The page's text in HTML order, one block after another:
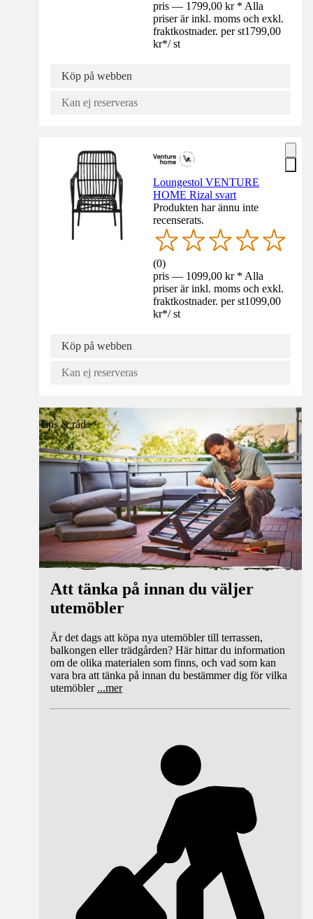
pris — 1799,00 kr * Alla
priser är inkl. moms och exkl.
fraktkostnader. per st1799,00
kr*/ st
Köp på webben
Kan ej reserveras
Loungestol VENTURE
HOME Rizal svart
Produkten har ännu inte
recenserats.
(0)
pris — 1099,00 kr * Alla
priser är inkl. moms och exkl.
fraktkostnader. per st1099,00
kr*/ st
Köp på webben
Kan ej reserveras
Tips & råd
Att tänka på innan du väljer
utemöbler
Är det dags att köpa nya utemöbler till terrassen,
balkongen eller trädgården? Här hittar du information
om de olika materialen som finns, och vad som kan
vara bra att tänka på innan du bestämmer dig för vilka
utemöbler ...mer